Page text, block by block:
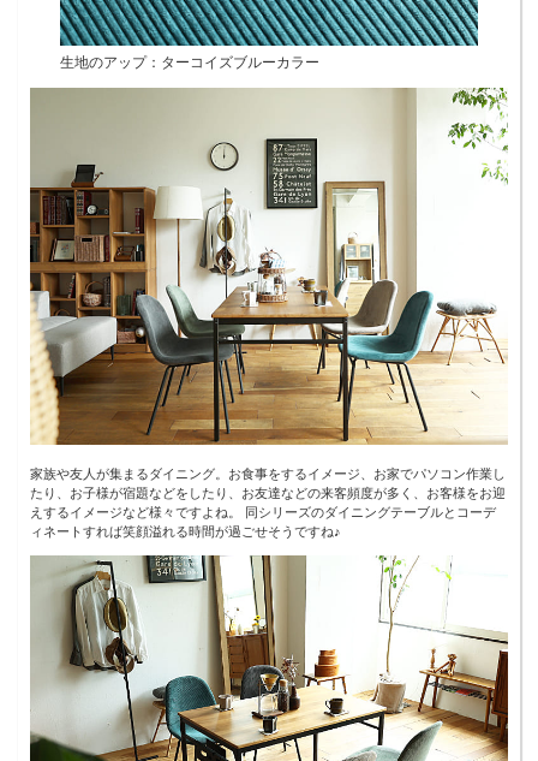
生地のアップ：ターコイズブルーカラー
家族や友人が集まるダイニング。お食事をするイメージ、お家でパソコン作業し
たり、お子様が宿題などをしたり、お友達などの来客頻度が多く、お客様をお迎
えするイメージなど様々ですよね。 同シリーズのダイニングテーブルとコーデ
ィネートすれば笑顔溢れる時間が過ごせそうですね♪